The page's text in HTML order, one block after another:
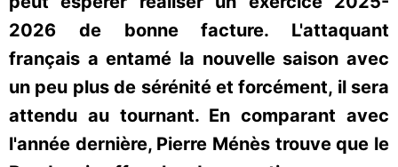
2026 de bonne facture. L'attaquant
français a entamé la nouvelle saison avec
un peu plus de sérénité et forcément, il sera
attendu au tournant. En comparant avec
l'année dernière, Pierre Ménès trouve que le